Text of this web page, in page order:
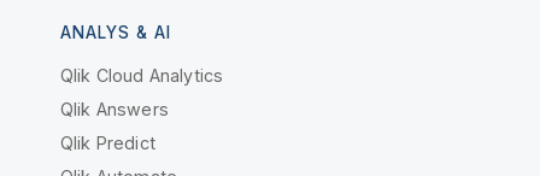
ANALYS & AI
Qlik Cloud Analytics
Qlik Answers
Qlik Predict